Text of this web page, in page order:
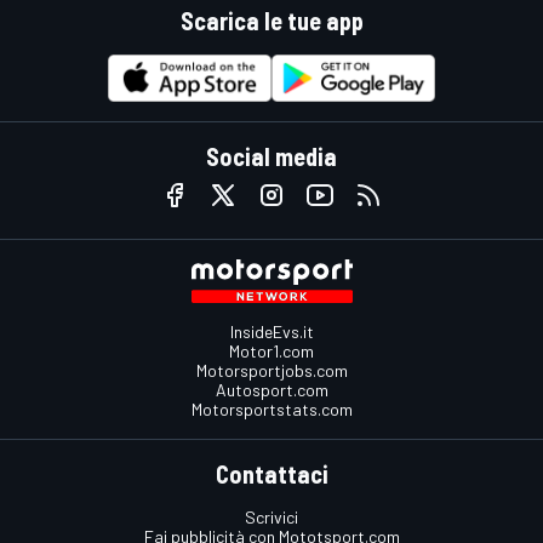
Scarica le tue app
Social media
InsideEvs.it
Motor1.com
Motorsportjobs.com
Autosport.com
Motorsportstats.com
Contattaci
Scrivici
Fai pubblicità con Mototsport.com